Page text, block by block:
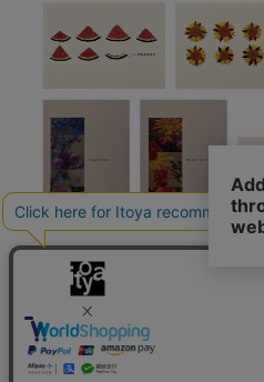
思いを伝えるポストカード